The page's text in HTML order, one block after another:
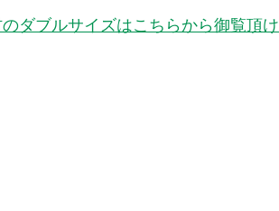
ダブルサイズはこちらから御覧頂け